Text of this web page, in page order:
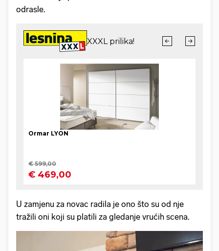
odrasle.
U zamjenu za novac radila je ono što su od nje
tražili oni koji su platili za gledanje vrućih scena.